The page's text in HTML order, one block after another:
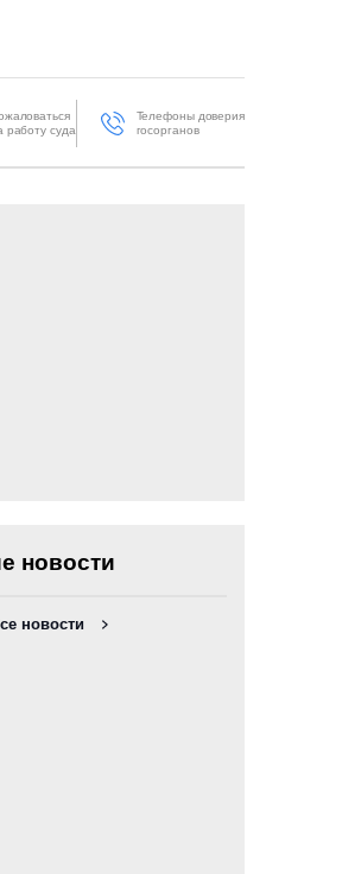
работу суда
Телефоны доверия
госорганов
новости
новости